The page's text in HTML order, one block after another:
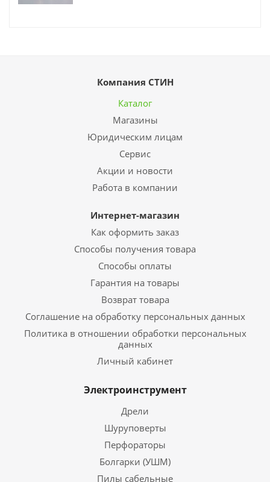
Компания СТИН
Каталог
Магазины
Юридическим лицам
Сервис
Акции и новости
Работа в компании
Интернет-магазин
Как оформить заказ
Способы получения товара
Способы оплаты
Гарантия на товары
Возврат товара
Соглашение на обработку персональных данных
Политика в отношении обработки персональных
данных
Личный кабинет
Электроинструмент
Дрели
Шуруповерты
Перфораторы
Болгарки (УШМ)
Пилы сабельные